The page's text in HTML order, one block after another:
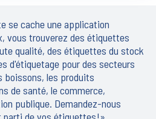
se cache une application
vous trouverez des étiquettes
qualité, des étiquettes du stock
d'étiquetage pour des secteurs
boissons, les produits
de santé, le commerce,
publique. Demandez-nous